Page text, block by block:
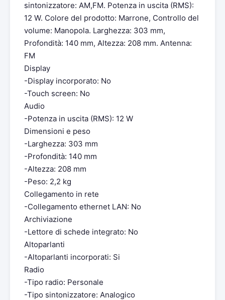
sintonizzatore: AM,FM. Potenza in uscita (RMS):
12 W. Colore del prodotto: Marrone, Controllo del
volume: Manopola. Larghezza: 303 mm,
Profondità: 140 mm, Altezza: 208 mm. Antenna:
FM
Display
-Display incorporato: No
-Touch screen: No
Audio
-Potenza in uscita (RMS): 12 W
Dimensioni e peso
-Larghezza: 303 mm
-Profondità: 140 mm
-Altezza: 208 mm
-Peso: 2,2 kg
Collegamento in rete
-Collegamento ethernet LAN: No
Archiviazione
-Lettore di schede integrato: No
Altoparlanti
-Altoparlanti incorporati: Si
Radio
-Tipo radio: Personale
-Tipo sintonizzatore: Analogico